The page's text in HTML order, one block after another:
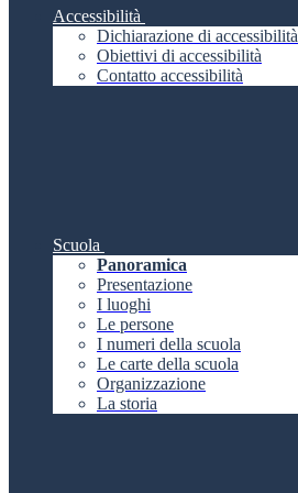
Accessibilità
Dichiarazione di accessibilità
Obiettivi di accessibilità
Contatto accessibilità
Scuola
Panoramica
Presentazione
I luoghi
Le persone
I numeri della scuola
Le carte della scuola
Organizzazione
La storia